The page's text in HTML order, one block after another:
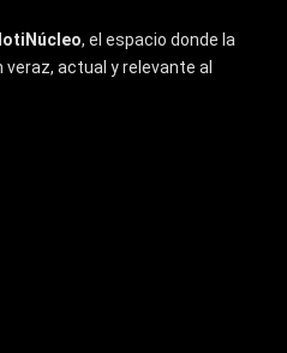
, el espacio donde la
actual y relevante al